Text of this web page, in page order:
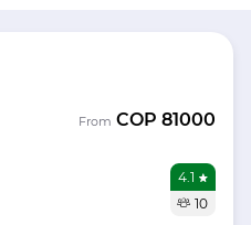
From COP 81000
4.1
10